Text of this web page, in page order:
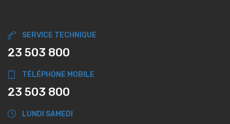
SERVICE TECHNIQUE
23 503 800
TÉLÉPHONE MOBILE
23 503 800
LUNDI SAMEDI